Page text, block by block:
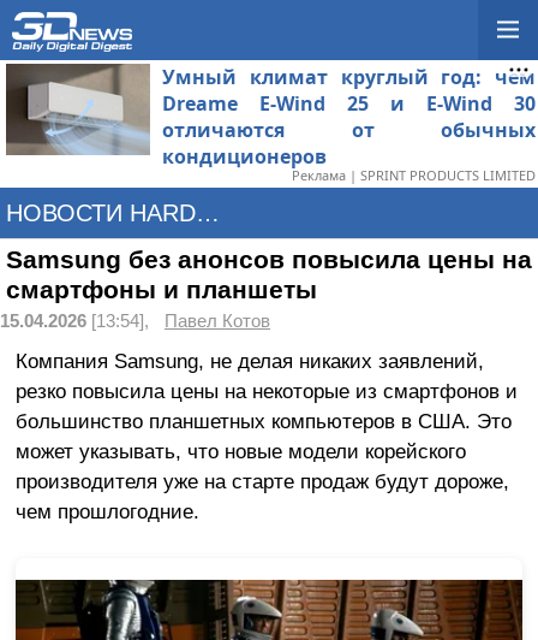
Умный климат круглый год: чем
Dreame E-Wind 25 и E-Wind 30
отличаются от обычных
кондиционеров
Реклама | SPRINT PRODUCTS LIMITED
НОВОСТИ HARDWARE
Samsung без анонсов повысила цены на
смартфоны и планшеты
15.04.2026 [13:54], Павел Котов
Компания Samsung, не делая никаких заявлений,
резко повысила цены на некоторые из смартфонов и
большинство планшетных компьютеров в США. Это
может указывать, что новые модели корейского
производителя уже на старте продаж будут дороже,
чем прошлогодние.